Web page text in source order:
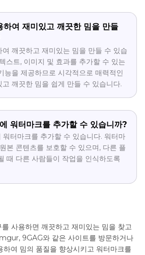
하여 재미있고 깨끗한 밈을 만들
여 깨끗하고 재미있는 밈을 만들 수 있습
스트, 이미지 및 효과를 추가할 수 있는
능을 제공하므로 시각적으로 매력적인
고 깨끗한 밈을 쉽게 만들 수 있습니다.
워터마크를 추가할 수 있습니까?
워터마크를 추가할 수 있습니다. 워터마
본 콘텐츠를 보호할 수 있으며, 다른 플
때 다른 사람들이 작업을 인식하도록
사용하면 깨끗하고 재미있는 밈을 찾고
9GAG와 같은 사이트를 방문하거나
여 밈의 품질을 향상시키고 워터마크를